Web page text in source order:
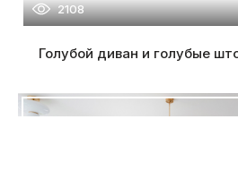
2108
Голубой диван и голубые